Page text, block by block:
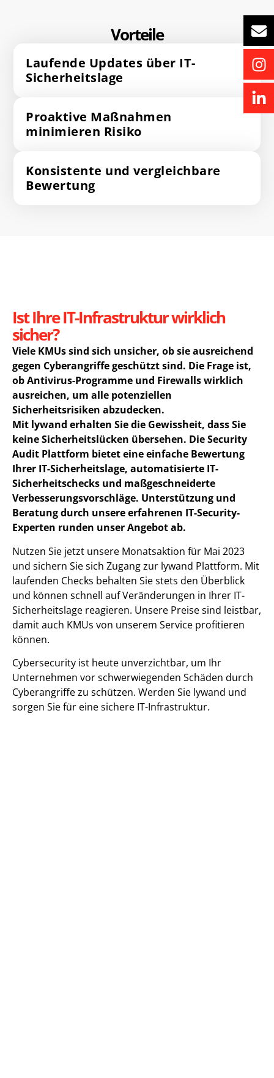
Vorteile
Laufende Updates über IT-
Sicherheitslage
Proaktive Maßnahmen
minimieren Risiko
Konsistente und vergleichbare
Bewertung
Ist Ihre IT-Infrastruktur wirklich
sicher?
Viele KMUs sind sich unsicher, ob sie ausreichend
gegen Cyberangriffe geschützt sind. Die Frage ist,
ob Antivirus-Programme und Firewalls wirklich
ausreichen, um alle potenziellen
Sicherheitsrisiken abzudecken.
Mit lywand erhalten Sie die Gewissheit, dass Sie
keine Sicherheitslücken übersehen. Die Security
Audit Plattform bietet eine einfache Bewertung
Ihrer IT-Sicherheitslage, automatisierte IT-
Sicherheitschecks und maßgeschneiderte
Verbesserungsvorschläge. Unterstützung und
Beratung durch unsere erfahrenen IT-Security-
Experten runden unser Angebot ab.
Nutzen Sie jetzt unsere Monatsaktion für Mai 2023
und sichern Sie sich Zugang zur lywand Plattform. Mit
laufenden Checks behalten Sie stets den Überblick
und können schnell auf Veränderungen in Ihrer IT-
Sicherheitslage reagieren. Unsere Preise sind leistbar,
damit auch KMUs von unserem Service profitieren
können.
Cybersecurity ist heute unverzichtbar, um Ihr
Unternehmen vor schwerwiegenden Schäden durch
Cyberangriffe zu schützen. Werden Sie lywand und
sorgen Sie für eine sichere IT-Infrastruktur.